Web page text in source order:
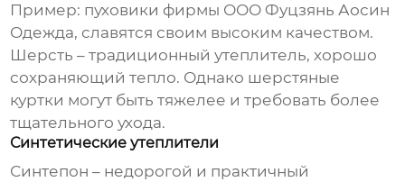
Пример: пуховики фирмы ООО Фуцзянь Аосин
Одежда, славятся своим высоким качеством.
Шерсть – традиционный утеплитель, хорошо
сохраняющий тепло. Однако шерстяные
куртки могут быть тяжелее и требовать более
тщательного ухода.
Синтетические утеплители
Синтепон – недорогой и практичный